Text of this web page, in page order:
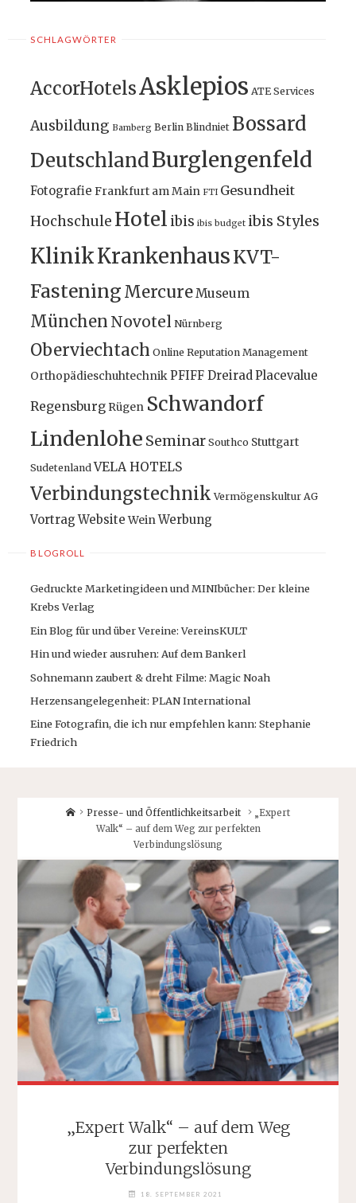
SCHLAGWÖRTER
AccorHotelsAsklepios ATE Services
Ausbildung Bamberg Berlin Blindniet Bossard
DeutschlandBurglengenfeld
Fotografie Frankfurt am Main FTI Gesundheit
Hochschule Hotel ibis ibis budget ibis Styles
KlinikKrankenhausKVT-
FasteningMercureMuseum
München Novotel Nürnberg
Oberviechtach Online Reputation Management
OrthopädieschuhtechnikPFIFF DreiradPlacevalue
Regensburg Rügen Schwandorf
Lindenlohe Seminar Southco Stuttgart
Sudetenland VELA HOTELS
Verbindungstechnik Vermögenskultur AG
Vortrag Website WeinWerbung
BLOGROLL
Gedruckte Marketingideen und MINIbücher: Der kleine
Krebs Verlag
Ein Blog für und über Vereine: VereinsKULT
Hin und wieder ausruhen: Auf dem Bankerl
Sohnemann zaubert & dreht Filme: Magic Noah
Herzensangelegenheit: PLAN International
Eine Fotografin, die ich nur empfehlen kann: Stephanie
Friedrich
HomePresse- und Öffentlichkeitsarbeit
„Expert
Walk“ – auf dem Weg zur perfekten
Verbindungslösung
„Expert Walk“ – auf dem Weg
zur perfekten
Verbindungslösung
18. SEPTEMBER 2021